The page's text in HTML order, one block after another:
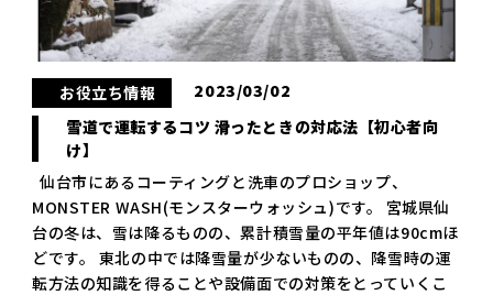
お役立ち情報
2023/03/02
雪道で運転するコツ 滑ったときの対応法【初心者向
け】
仙台市にあるコーティングと洗車のプロショップ、
MONSTER WASH(モンスターウォッシュ)です。 宮城県仙
台の冬は、雪は降るものの、累計積雪量の平年値は90cmほ
どです。 東北の中では降雪量が少ないものの、降雪時の運
転方法の知識を得ることや設備面での対策をとっていくこ